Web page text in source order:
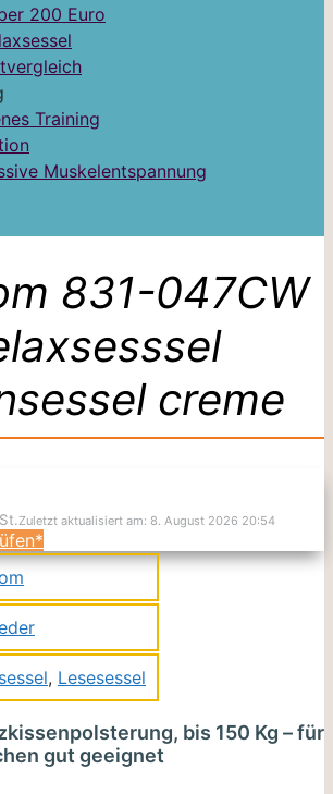
200 Euro
Training
Muskelentspannung
831-047CW
creme
Zuletzt aktualisiert am: 8. August 2026 20:54
, Lesesessel
bis 150 Kg – für
gut geeignet